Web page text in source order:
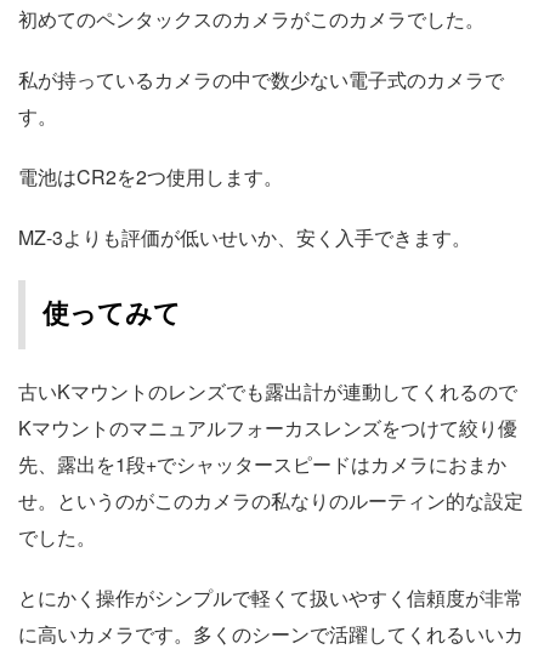
初めてのペンタックスのカメラがこのカメラでした。
私が持っているカメラの中で数少ない電子式のカメラで
す。
電池はCR2を2つ使用します。
MZ-3よりも評価が低いせいか、安く入手できます。
使ってみて
古いKマウントのレンズでも露出計が連動してくれるので
Kマウントのマニュアルフォーカスレンズをつけて絞り優
先、露出を1段+でシャッタースピードはカメラにおまか
せ。というのがこのカメラの私なりのルーティン的な設定
でした。
とにかく操作がシンプルで軽くて扱いやすく信頼度が非常
に高いカメラです。多くのシーンで活躍してくれるいいカ